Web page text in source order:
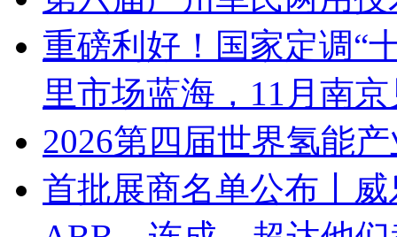
重磅利好！国家定调“
里市场蓝海，11月南
2026第四届世界氢能
首批展商名单公布丨